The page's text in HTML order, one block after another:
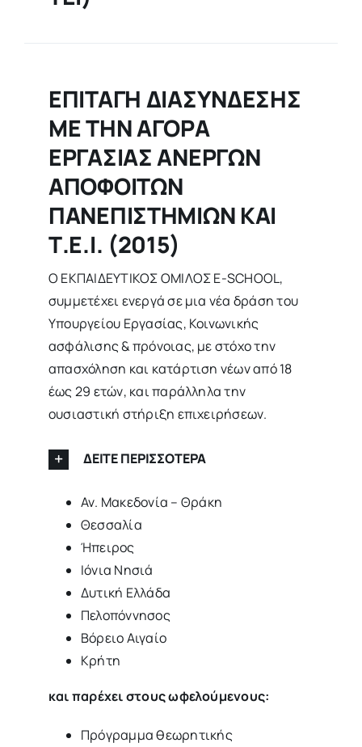
ΕΠΙΤΑΓΗ ΔΙΑΣΥΝΔΕΣΗΣ
ΜΕ ΤΗΝ ΑΓΟΡΑ
ΕΡΓΑΣΙΑΣ ΑΝΕΡΓΩΝ
ΑΠΟΦΟΙΤΩΝ
ΠΑΝΕΠΙΣΤΗΜΙΩΝ ΚΑΙ
Τ.Ε.Ι. (2015)
Ο ΕΚΠΑΙΔΕΥΤΙΚΟΣ ΟΜΙΛΟΣ E-SCHOOL,
συμμετέχει ενεργά σε μια νέα δράση του
Υπουργείου Εργασίας, Κοινωνικής
ασφάλισης & πρόνοιας, με στόχο την
απασχόληση και κατάρτιση νέων από 18
έως 29 ετών, και παράλληλα την
ουσιαστική στήριξη επιχειρήσεων.
ΔΕΙΤΕ ΠΕΡΙΣΣΟΤΕΡΑ
Αν. Μακεδονία – Θράκη
Θεσσαλία
Ήπειρος
Ιόνια Νησιά
Δυτική Ελλάδα
Πελοπόννησος
Βόρειο Αιγαίο
Κρήτη
και παρέχει στους ωφελούμενους:
Πρόγραμμα θεωρητικής